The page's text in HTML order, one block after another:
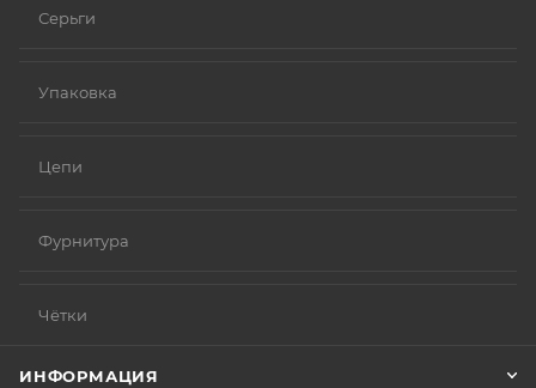
Серьги
Упаковка
Цепи
Фурнитура
Чётки
ИНФОРМАЦИЯ